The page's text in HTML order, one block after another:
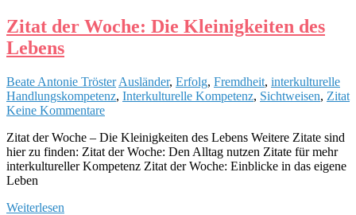
Zitat der Woche: Die Kleinigkeiten des
Lebens
Beate Antonie Tröster Ausländer, Erfolg, Fremdheit, interkulturelle
Handlungskompetenz, Interkulturelle Kompetenz, Sichtweisen, Zitat
Keine Kommentare
Zitat der Woche – Die Kleinigkeiten des Lebens Weitere Zitate sind
hier zu finden: Zitat der Woche: Den Alltag nutzen Zitate für mehr
interkultureller Kompetenz Zitat der Woche: Einblicke in das eigene
Leben
Weiterlesen